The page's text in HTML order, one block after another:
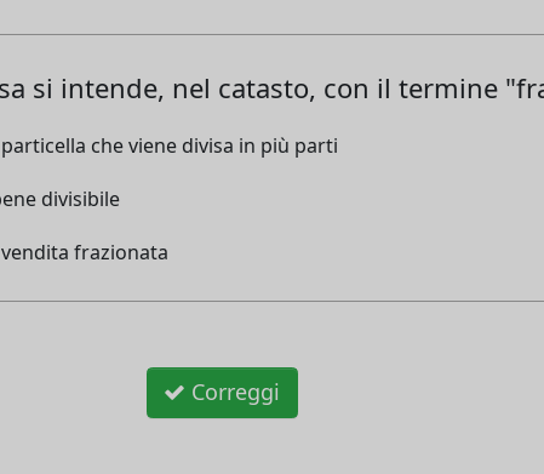
si intende, nel catasto, con il termine
che viene divisa in più parti
divisibile
frazionata
Correggi